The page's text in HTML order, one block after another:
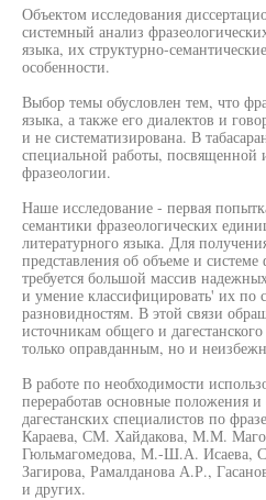
Объектом исследования
системный анализ
языка, их структурно-
особенности.
Выбор темы обусловлен тем, что
языка, а также его диалектов и
и не систематизирована. В
специальной работы, посвященной
фразеологии.
Наше исследование - первая
семантики фразеологических
литературного языка. Для
представления об объеме и
требуется большой массив
и умение классифицировать' их по
разновидностям. В этой связи
источникам общего и
только оправданным, но и
В работе по необходимости
переработав основные положения
дагестанских специалистов по
Караева, СМ. Хайдакова, М.М.
Гюльмагомедова, М.-Ш.А. Исаева,
Загирова, Рамалданова А.Р.,
и других.